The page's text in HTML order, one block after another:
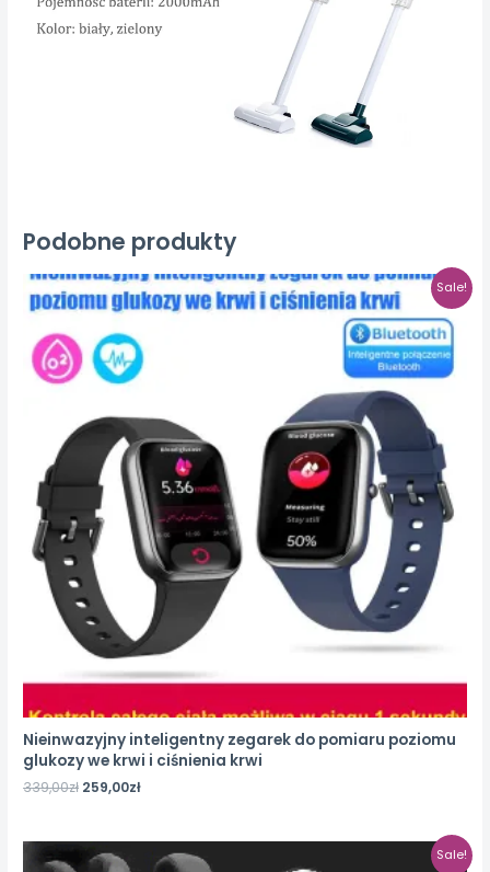
Podobne produkty
Sale!
Nieinwazyjny inteligentny zegarek do pomiaru poziomu
glukozy we krwi i ciśnienia krwi
339,00zł 259,00zł
Sale!